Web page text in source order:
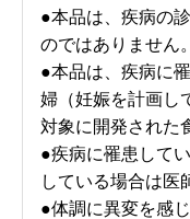
●本品は、疾病の
のではありません。
●本品は、疾病に
婦（妊娠を計画し
対象に開発された
●疾病に罹患して
している場合は医
●体調に異変を感